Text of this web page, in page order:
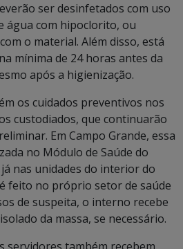
ser desinfetados com uso
água com hipoclorito, ou
o material. Além disso, está
mínima de 24 horas antes da
após a higienização.
os cuidados preventivos nos
custodiados, que continuarão
Em Campo Grande, essa
no Módulo de Saúde do
nas unidades do interior do
feito no próprio setor de saúde
de suspeita, o interno recebe
da massa, se necessário.